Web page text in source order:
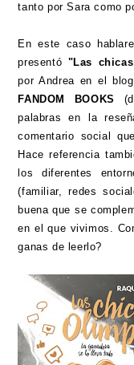
tanto por Sara como
En este caso
presentó "Las
por Andrea en el
FANDOM BOOKS
palabras en la
comentario social
Hace referencia
los diferentes
(familiar, redes
buena que se
en el que vivimos.
ganas de leerlo?